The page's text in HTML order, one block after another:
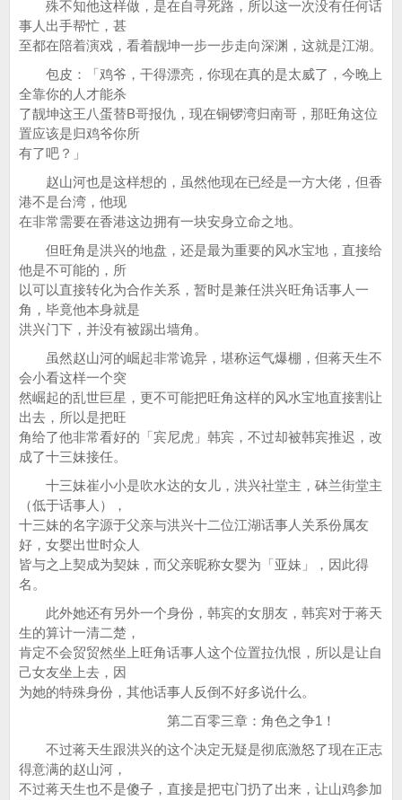
殊不知他这样做，是在自寻死路，所以这一次没有任何话
事人出手帮忙，甚
至都在陪着演戏，看着靓坤一步一步走向深渊，这就是江湖。
包皮：「鸡爷，干得漂亮，你现在真的是太威了，今晚上
全靠你的人才能杀
了靓坤这王八蛋替B哥报仇，现在铜锣湾归南哥，那旺角这位
置应该是归鸡爷你所
有了吧？」
赵山河也是这样想的，虽然他现在已经是一方大佬，但香
港不是台湾，他现
在非常需要在香港这边拥有一块安身立命之地。
但旺角是洪兴的地盘，还是最为重要的风水宝地，直接给
他是不可能的，所
以可以直接转化为合作关系，暂时是兼任洪兴旺角话事人一
角，毕竟他本身就是
洪兴门下，并没有被踢出墙角。
虽然赵山河的崛起非常诡异，堪称运气爆棚，但蒋天生不
会小看这样一个突
然崛起的乱世巨星，更不可能把旺角这样的风水宝地直接割让
出去，所以是把旺
角给了他非常看好的「宾尼虎」韩宾，不过却被韩宾推迟，改
成了十三妹接任。
十三妹崔小小是吹水达的女儿，洪兴社堂主，砵兰街堂主
（低于话事人），
十三妹的名字源于父亲与洪兴十二位江湖话事人关系份属友
好，女婴出世时众人
皆与之上契成为契妹，而父亲昵称女婴为「亚妹」，因此得
名。
此外她还有另外一个身份，韩宾的女朋友，韩宾对于蒋天
生的算计一清二楚，
肯定不会贸贸然坐上旺角话事人这个位置拉仇恨，所以是让自
己女友坐上去，因
为她的特殊身份，其他话事人反倒不好多说什么。
第二百零三章：角色之争1！
不过蒋天生跟洪兴的这个决定无疑是彻底激怒了现在正志
得意满的赵山河，
不过蒋天生也不是傻子，直接是把屯门扔了出来，让山鸡参加